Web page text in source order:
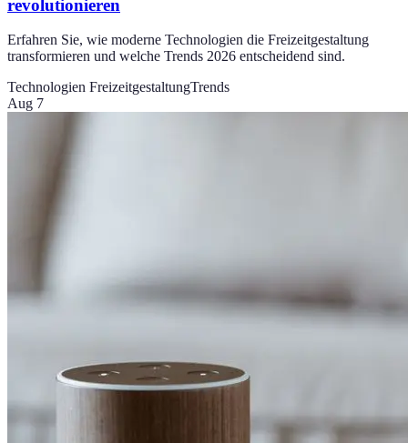
revolutionieren
Erfahren Sie, wie moderne Technologien die Freizeitgestaltung
transformieren und welche Trends 2026 entscheidend sind.
Technologien FreizeitgestaltungTrends
Aug 7